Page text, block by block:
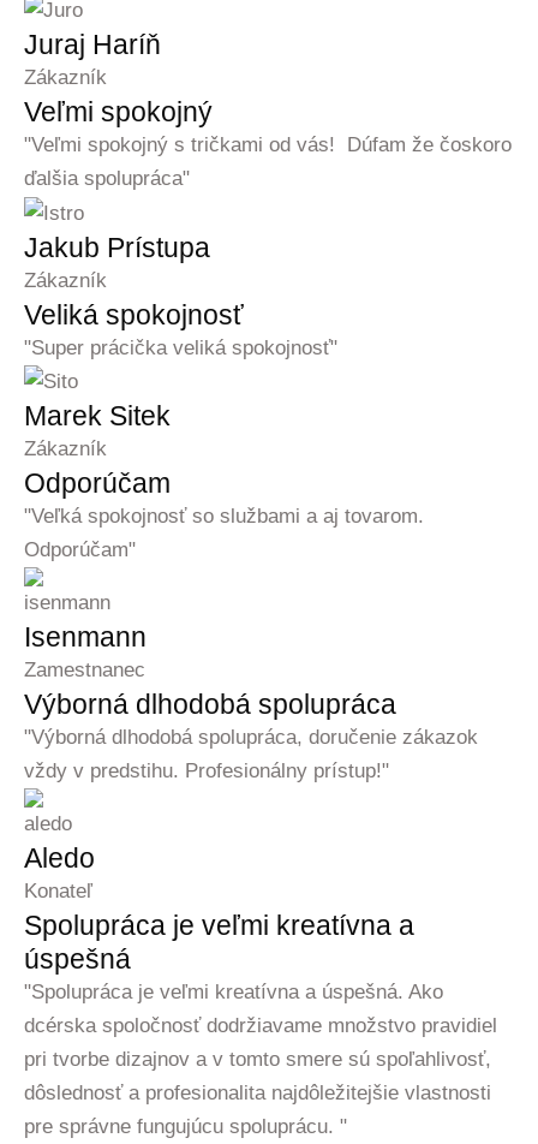
Juraj Haríň
Zákazník
Veľmi spokojný
"Veľmi spokojný s tričkami od vás! Dúfam že čoskoro
ďalšia spolupráca"
Jakub Prístupa
Zákazník
Veliká spokojnosť
"Super prácička veliká spokojnosť"
Marek Sitek
Zákazník
Odporúčam
"Veľká spokojnosť so službami a aj tovarom.
Odporúčam"
Isenmann
Zamestnanec
Výborná dlhodobá spolupráca
"Výborná dlhodobá spolupráca, doručenie zákazok
vždy v predstihu. Profesionálny prístup!"
Aledo
Konateľ
Spolupráca je veľmi kreatívna a
úspešná
"Spolupráca je veľmi kreatívna a úspešná. Ako
dcérska spoločnosť dodržiavame množstvo pravidiel
pri tvorbe dizajnov a v tomto smere sú spoľahlivosť,
dôslednosť a profesionalita najdôležitejšie vlastnosti
pre správne fungujúcu spoluprácu. "